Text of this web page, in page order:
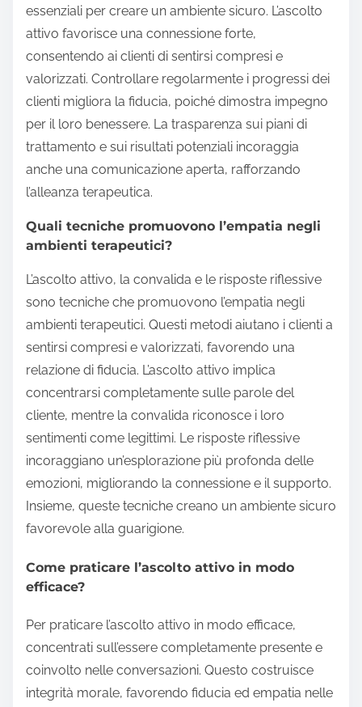
essenziali per creare un ambiente sicuro. L’ascolto
attivo favorisce una connessione forte,
consentendo ai clienti di sentirsi compresi e
valorizzati. Controllare regolarmente i progressi dei
clienti migliora la fiducia, poiché dimostra impegno
per il loro benessere. La trasparenza sui piani di
trattamento e sui risultati potenziali incoraggia
anche una comunicazione aperta, rafforzando
l’alleanza terapeutica.
Quali tecniche promuovono l’empatia negli
ambienti terapeutici?
L’ascolto attivo, la convalida e le risposte riflessive
sono tecniche che promuovono l’empatia negli
ambienti terapeutici. Questi metodi aiutano i clienti a
sentirsi compresi e valorizzati, favorendo una
relazione di fiducia. L’ascolto attivo implica
concentrarsi completamente sulle parole del
cliente, mentre la convalida riconosce i loro
sentimenti come legittimi. Le risposte riflessive
incoraggiano un’esplorazione più profonda delle
emozioni, migliorando la connessione e il supporto.
Insieme, queste tecniche creano un ambiente sicuro
favorevole alla guarigione.
Come praticare l’ascolto attivo in modo
efficace?
Per praticare l’ascolto attivo in modo efficace,
concentrati sull’essere completamente presente e
coinvolto nelle conversazioni. Questo costruisce
integrità morale, favorendo fiducia ed empatia nelle